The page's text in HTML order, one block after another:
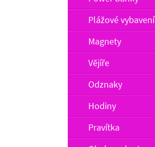
Plážové vybavení
Magnety
Vějíře
Odznaky
Hodiny
Pravítka